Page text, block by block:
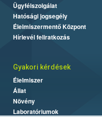
Ügyfélszolgálat
Hatósági jogsegély
Élelmiszermentő Központ
Hírlevél feliratkozás
Gyakori kérdések
Élelmiszer
Állat
Növény
Laboratóriumok